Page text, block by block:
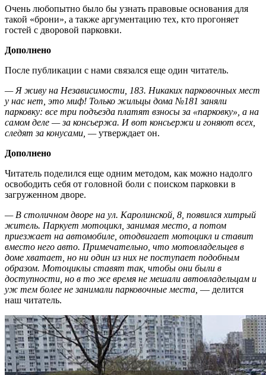
Очень любопытно было бы узнать правовые основания для
такой «брони», а также аргументацию тех, кто прогоняет
гостей с дворовой парковки.
Дополнено
После публикации с нами связался еще один читатель.
— Я живу на Независимости, 183. Никаких парковочных мест
у нас нет, это миф! Только жильцы дома №181 заняли
парковку: все три подъезда платят взносы за «парковку», а на
самом деле — за консьержа. И вот консьержи и гоняют всех,
следят за конусами, —утверждает он.
Дополнено
Читатель поделился еще одним методом, как можно надолго
освободить себя от головной боли с поиском парковки в
загруженном дворе.
— В столичном дворе на ул. Каролинской, 8, появился хитрый
житель. Паркует мотоцикл, занимая место, а потом
приезжает на автомобиле, отодвигает мотоцикл и ставит
вместо него авто. Примечательно, что мотовладельцев в
доме хватает, но ни один из них не поступает подобным
образом. Мотоциклы ставят так, чтобы они были в
доступности, но в то же время не мешали автовладельцам и
уж тем более не занимали парковочные места, — делится
наш читатель.